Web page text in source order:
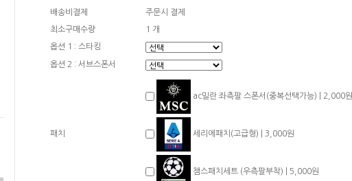
배송비결제 주문시 결제
최소구매수량 1 개
옵션 1 : 스타킹
옵션 2 : 서브스폰서
패치
ac밀란 좌측팔 스폰서(중복선택가능) | 2,000원
세리에패치(고급형) | 3,000원
챔스패치세트 (우측팔부착) | 5,000원